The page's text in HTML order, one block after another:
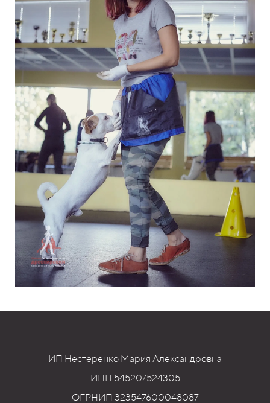
ИП Нестеренко Мария Александровна
ИНН 545207524305
ОГРНИП 323547600048087